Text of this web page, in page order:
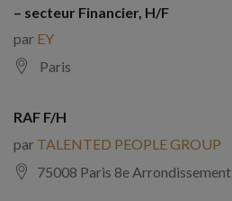
– secteur Financier, H/F
par EY
Paris
RAF F/H
par TALENTED PEOPLE GROUP
75008 Paris 8e Arrondissement